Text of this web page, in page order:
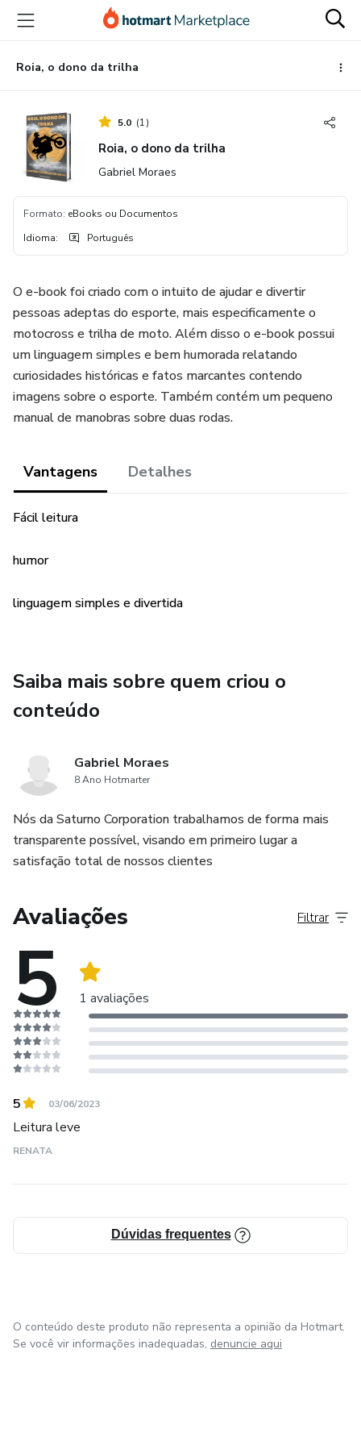
para
conteúdo
principal
para
pagamento
para
rodapé
Roia, o dono da trilha
5.0 (1)
Roia, o dono da trilha
Gabriel Moraes
Formato: eBooks ou Documentos
Idioma: Português
O e-book foi criado com o intuito de ajudar e divertir
pessoas adeptas do esporte, mais especificamente o
motocross e trilha de moto. Além disso o e-book possui
um linguagem simples e bem humorada relatando
curiosidades históricas e fatos marcantes contendo
imagens sobre o esporte. Também contém um pequeno
manual de manobras sobre duas rodas.
Vantagens Detalhes
Fácil leitura
humor
linguagem simples e divertida
Saiba mais sobre quem criou o
conteúdo
Gabriel Moraes
8 Ano Hotmarter
Nós da Saturno Corporation trabalhamos de forma mais
transparente possível, visando em primeiro lugar a
satisfação total de nossos clientes
Avaliações
5 1 avaliações
Filtrar
5 03/06/2023
Leitura leve
RENATA
Dúvidas frequentes
O conteúdo deste produto não representa a opinião da Hotmart.
Se você vir informações inadequadas, denuncie aqui